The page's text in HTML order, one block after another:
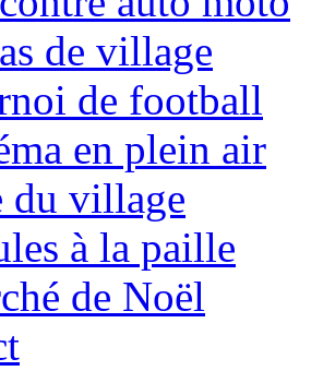
de village
de football
en plein air
du village
à la paille
de Noël